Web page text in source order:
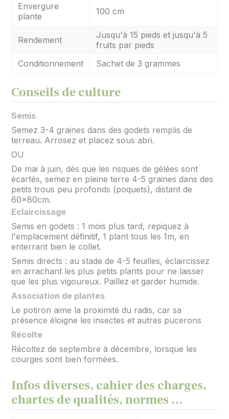
Envergure
plante
100 cm
Rendement
Jusqu'à 15 pieds et jusqu'à 5
fruits par pieds
Conditionnement
Sachet de 3 grammes
Conseils de culture
Semis
Semez 3-4 graines dans des godets remplis de
terreau. Arrosez et placez sous abri.
OU
De mai à juin, dès que les risques de gélées sont
écartés, semez en pleine terre 4-5 graines dans des
petits trous peu profonds (poquets), distant de
60x80cm.
Eclaircissage
Semis en godets : 1 mois plus tard, repiquez à
l'emplacement définitif, 1 plant tous les 1m, en
enterrant bien le collet.
Semis directs : au stade de 4-5 feuilles, éclaircissez
en arrachant les plus petits plants pour ne laisser
que les plus vigoureux. Paillez et garder humide.
Association de plantes
Le potiron aime la proximité du radis, car sa
présence éloigne les insectes et autres pucerons
Récolte
Récoltez de septembre à décembre, lorsque les
courges sont bien formées.
Infos diverses, cahier des charges,
chartes de qualités, normes …